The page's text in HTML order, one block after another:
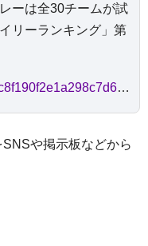
ーは全30チームが試
リーランキング」第
https://news.yahoo.co.jp/articles/dc8f190f2e1a298c7d62c48f6fdccbc159e0e2d1
や掲示板などから